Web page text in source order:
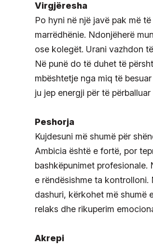
Virgjëresha
Po hyni në një javë pak më
marrëdhënie. Ndonjëherë
ose kolegët. Urani vazhdon
Në punë do të duhet të
mbështetje nga miq të
ju jep energji për të
Peshorja
Kujdesuni më shumë për
Ambicia është e fortë, por
bashkëpunimet profesionale.
e rëndësishme ta kontrolloni.
dashuri, kërkohet më shumë
relaks dhe rikuperim
Akrepi